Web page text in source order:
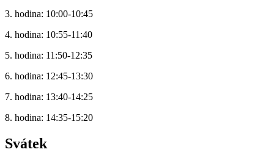
3. hodina: 10:00-10:45
4. hodina: 10:55-11:40
5. hodina: 11:50-12:35
6. hodina: 12:45-13:30
7. hodina: 13:40-14:25
8. hodina: 14:35-15:20
Svátek